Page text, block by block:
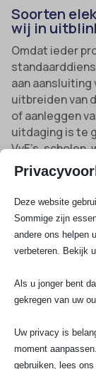
Soorten
wij in
Omdat ieder
aan
uitbreiden van
of aanleggen
uitdaging is te
VvE’s,
het nu gaat
of garage,
rendement.
apparatuur,
juiste
Deze website
Sommige zijn
andere ons helpen
verbeteren. Bekijk
Als u jonger bent
gekregen van uw
Uw privacy is
moment
gebruiken, lees